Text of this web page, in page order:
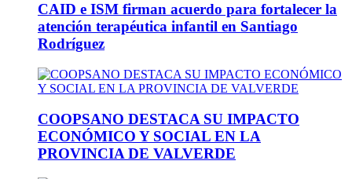
CAID e ISM firman acuerdo para fortalecer la
atención terapéutica infantil en Santiago
Rodríguez
COOPSANO DESTACA SU IMPACTO
ECONÓMICO Y SOCIAL EN LA
PROVINCIA DE VALVERDE